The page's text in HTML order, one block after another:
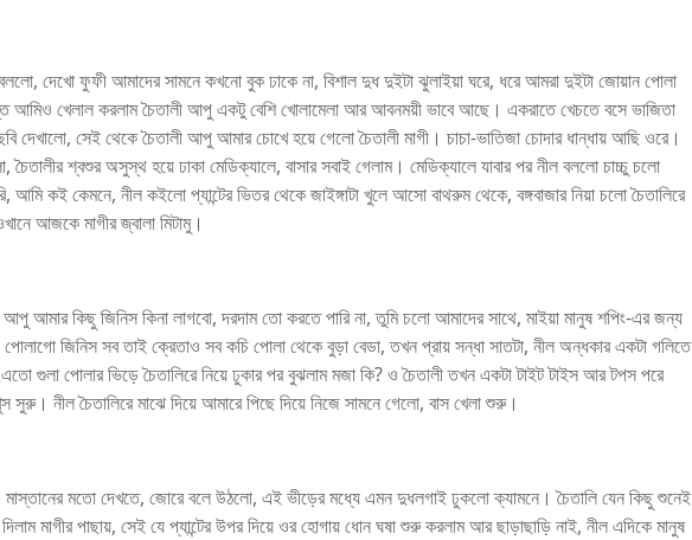
দেখো ফুফী আমাদের সামনে কখনো বুক ঢাকে না, বিশাল দুধ দুইটা ঝুলাইয়া ঘরে, ধরে আমরা দুইটা জোয়ান পোলা
খেলাল করলাম চৈতালী আপু একটু বেশি খোলামেলা আর আবনময়ী ভাবে আছে। একরাতে খেচতে বসে ভাজিতা
দেখালো, সেই থেকে চৈতালী আপু আমার চোখে হয়ে গেলো চৈতালী মাগী। চাচা-ভাতিজা চোদার ধান্ধায় আছি ওরে।
শ্বশুর অসুস্থ হয়ে ঢাকা মেডিক্যালে, বাসার সবাই গেলাম। মেডিক্যালে যাবার পর নীল বললো চাচ্চু চলো
আমি কই কেমনে, নীল কইলো প্যান্টের ভিতর থেকে জাইঙ্গাটা খুলে আসো বাথরুম থেকে, বঙ্গবাজার নিয়া চলো চৈতালিরে
আজকে মাগীর জ্বালা মিটামু।
আপু আমার কিছু জিনিস কিনা লাগবো, দরদাম তো করতে পারি না, তুমি চলো আমাদের সাথে, মাইয়া মানুষ শপিং-এর জন্য
পোলাগো জিনিস সব তাই ক্রেতাও সব কচি পোলা থেকে বুড়া বেডা, তখন প্রায় সন্ধা সাতটা, নীল অন্ধকার একটা গলিতে
গুলা পোলার ভিড়ে চৈতালিরে নিয়ে ঢুকার পর বুঝলাম মজা কি? ও চৈতালী তখন একটা টাইট টাইস আর টপস পরে
নীল চৈতালিরে মাঝে দিয়ে আমারে পিছে দিয়ে নিজে সামনে গেলো, বাস খেলা শুরু।
মতো দেখতে, জোরে বলে উঠলো, এই ভীড়ের মধ্যে এমন দুধলগাই ঢুকলো ক্যামনে। চৈতালি যেন কিছু শুনেই
মাগীর পাছায়, সেই যে প্যান্টের উপর দিয়ে ওর হোগায় ধোন ঘষা শুরু করলাম আর ছাড়াছাড়ি নাই, নীল এদিকে মানুষ